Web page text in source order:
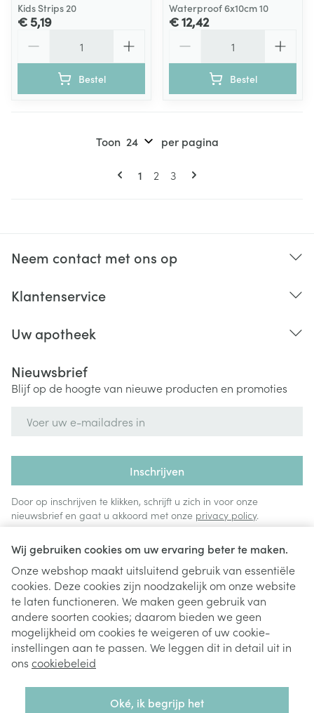
Wij gebruiken cookies om uw ervaring beter te maken.
Onze webshop maakt uitsluitend gebruik van essentiële
cookies. Deze cookies zijn noodzakelijk om onze website
te laten functioneren. We maken geen gebruik van
andere soorten cookies; daarom bieden we geen
mogelijkheid om cookies te weigeren of uw cookie-
instellingen aan te passen. We leggen dit in detail uit in
ons cookiebeleid
Oké, ik begrijp het
Kids Strips 20
€ 5,19
Bestel
Waterproof 6x10cm 10
€ 12,42
Bestel
Pagina's
U lees momenteel pagina
1 Pagina
2 Pagina
3
Toon per pagina
Neem contact met ons op
Klantenservice
Uw apotheek
Nieuwsbrief
Blijf op de hoogte van nieuwe producten en promoties
Inschrijven
Door op inschrijven te klikken, schrijft u zich in voor onze
nieuwsbrief en gaat u akkoord met onze privacy policy.
Juridische links